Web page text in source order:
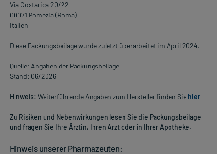
Via Costarica 20/22
00071 Pomezia (Roma)
Italien
Diese Packungsbeilage wurde zuletzt überarbeitet im April 2024.
Quelle: Angaben der Packungsbeilage
Stand: 06/2026
Hinweis: Weiterführende Angaben zum Hersteller finden Sie hier.
Zu Risiken und Nebenwirkungen lesen Sie die Packungsbeilage
und fragen Sie Ihre Ärztin, Ihren Arzt oder in Ihrer Apotheke.
Hinweis unserer Pharmazeuten: